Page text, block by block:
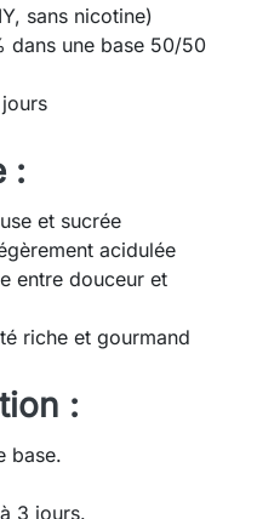
sans nicotine)
dans une base 50/50
:
et sucrée
acidulée
entre douceur et
riche et gourmand
:
base.
3 jours.